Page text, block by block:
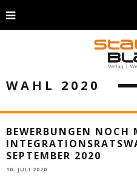
WAHL 2020
BEWERBUNGEN NOCH
SEPTEMBER 2020
10. JULI 2020